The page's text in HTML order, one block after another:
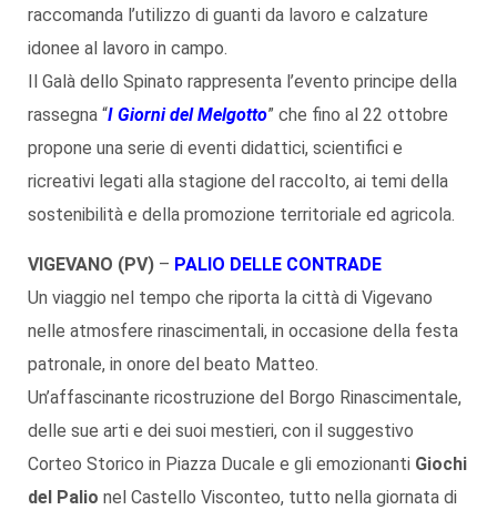
raccomanda l’utilizzo di guanti da lavoro e calzature
idonee al lavoro in campo.
Il Galà dello Spinato rappresenta l’evento principe della
rassegna “I Giorni del Melgotto” che fino al 22 ottobre
propone una serie di eventi didattici, scientifici e
ricreativi legati alla stagione del raccolto, ai temi della
sostenibilità e della promozione territoriale ed agricola.
VIGEVANO (PV) – PALIO DELLE CONTRADE
Un viaggio nel tempo che riporta la città di Vigevano
nelle atmosfere rinascimentali, in occasione della festa
patronale, in onore del beato Matteo.
Un’affascinante ricostruzione del Borgo Rinascimentale,
delle sue arti e dei suoi mestieri, con il suggestivo
Corteo Storico in Piazza Ducale e gli emozionanti Giochi
del Palio nel Castello Visconteo, tutto nella giornata di